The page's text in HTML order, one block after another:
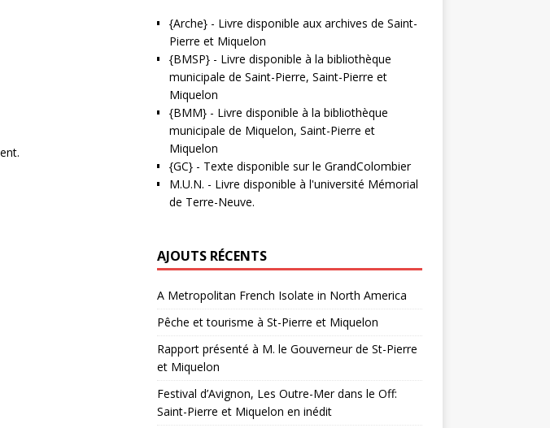
{Arche}- Livre disponible aux archives de Saint-
Pierre et Miquelon
{BMSP}- Livre disponible à la bibliothèque
municipale de Saint-Pierre, Saint-Pierre et
Miquelon
{BMM}- Livre disponible à la bibliothèque
municipale de Miquelon, Saint-Pierre et
Miquelon
{GC}- Texte disponible sur le GrandColombier
M.U.N. - Livre disponible à l'université Mémorial
de Terre-Neuve.
AJOUTS RÉCENTS
A Metropolitan French Isolate in North America
Pêche et tourisme à St-Pierre et Miquelon
Rapport présenté à M. le Gouverneur de St-Pierre
et Miquelon
Festival d’Avignon, Les Outre-Mer dans le Off:
Saint-Pierre et Miquelon en inédit